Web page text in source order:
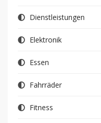
Dienstleistungen
Elektronik
Essen
Fahrräder
Fitness